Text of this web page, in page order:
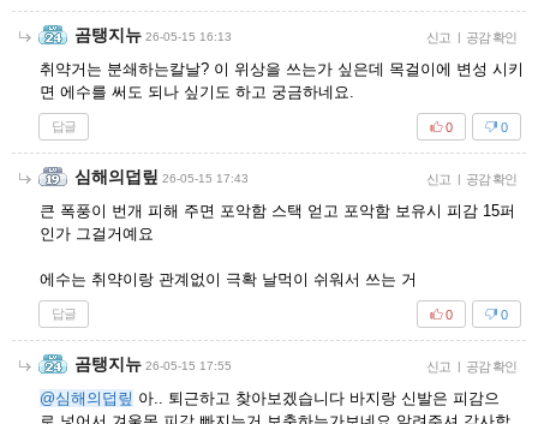
곰탱지뉴 26-05-15 16:13 신고 | 공감 확인
취약거는 분쇄하는칼날? 이 위상을 쓰는가 싶은데 목걸이에 변성 시키
면 에수를 써도 되나 싶기도 하고 궁금하네요.
답글 0
0
심해의덥맆 26-05-15 17:43 신고 | 공감 확인
큰 폭풍이 번개 피해 주면 포악함 스택 얻고 포악함 보유시 피감 15퍼
인가 그걸거예요
에수는 취약이랑 관계없이 극확 날먹이 쉬워서 쓰는 거
답글 0
0
곰탱지뉴 26-05-15 17:55 신고 | 공감 확인
@심해의덥맆 아.. 퇴근하고 찾아보겠습니다 바지랑 신발은 피감으